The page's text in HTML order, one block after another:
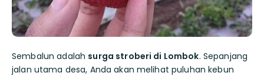
Sembalun adalah surga stroberi di Lombok. Sepanjang
jalan utama desa, Anda akan melihat puluhan kebun